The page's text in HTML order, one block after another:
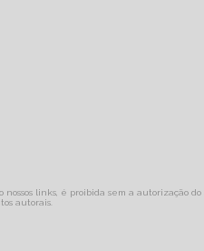
links, é proibida sem a autorização
autorais